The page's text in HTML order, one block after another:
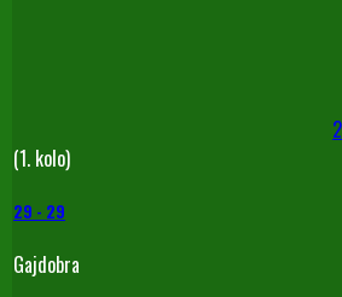
(1. kolo)
29 - 29
Gajdobra